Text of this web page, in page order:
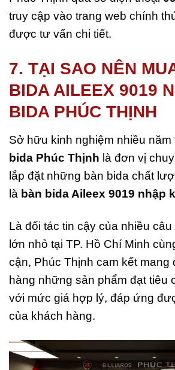
truy cập vào trang web chính
được tư vấn chi tiết.
7. TẠI SAO NÊN
BIDA AILEEX 9019
BIDA PHÚC THỊNH
Sở hữu kinh nghiệm nhiều năm
bida Phúc Thịnh là đơn vị
lắp đặt những bàn bida chất
là bàn bida Aileex 9019 nhập
Là đối tác tin cậy của nhiều
lớn nhỏ tại TP. Hồ Chí Minh
cận, Phúc Thịnh cam kết mang
hàng những sản phẩm đạt tiêu
với mức giá hợp lý, đáp ứng
của khách hàng.